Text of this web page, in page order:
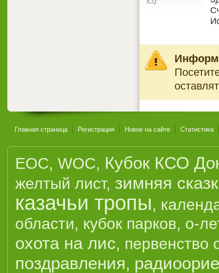
ICQ:
Главная страница Регистрация Новое на сайте Статистика
EOC, WOC, Кубок КСО
желтый лист, зимняя
казачьи тропы,
области, кубок парков, о-
охота на лис, первенство
поздравления,